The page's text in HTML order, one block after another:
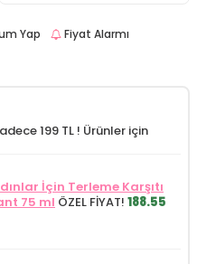
Yap Fiyat Alarmı
199 TL ! Ürünler için
İçin Terleme Karşıtı
75 ml ÖZEL FİYAT! 188.55